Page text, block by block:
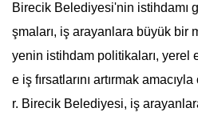
Birecik Belediyesi'nin istihdamı
şmaları, iş arayanlara büyük bir
yenin istihdam politikaları, yerel
e iş fırsatlarını artırmak
r. Birecik Belediyesi, iş